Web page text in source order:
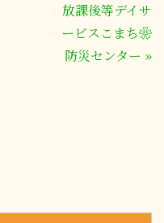
放課後等デイサ
ービスこまち❀
防災センター »